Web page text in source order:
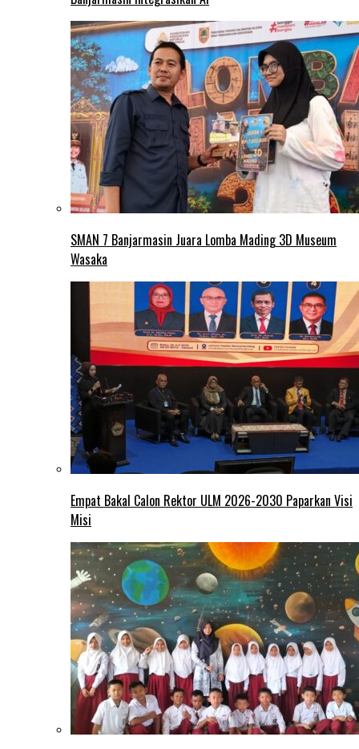
SMAN 7 Banjarmasin Juara Lomba Mading 3D Museum
Wasaka
Empat Bakal Calon Rektor ULM 2026-2030 Paparkan Visi
Misi